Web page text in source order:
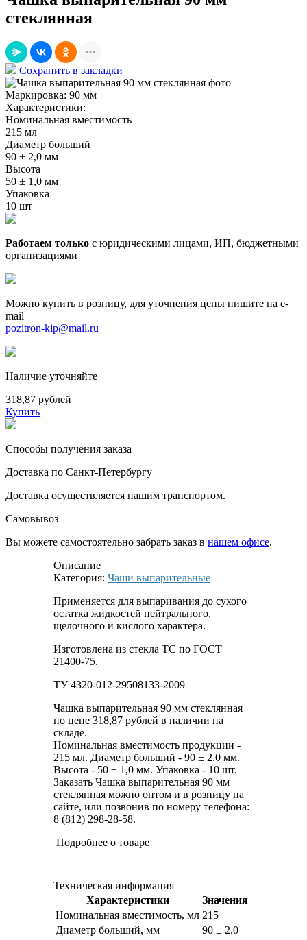
стеклянная
Сохранить в закладки
Маркировка: 90 мм
Характеристики:
Номинальная вместимость
215 мл
Диаметр больший
90 ± 2,0 мм
Высота
50 ± 1,0 мм
Упаковка
10 шт
Работаем только с юридическими лицами, ИП, бюджетными
организациями
Можно купить в розницу, для уточнения цены пишите на e-
mail
pozitron-kip@mail.ru
Наличие уточняйте
318,87 рублей
Купить
Способы получения заказа
Доставка по Санкт-Петербургу
Доставка осуществляется нашим транспортом.
Самовывоз
Вы можете самостоятельно забрать заказ в нашем офисе.
Описание
Категория: Чаши выпарительные
Применяется для выпаривания до сухого
остатка жидкостей нейтрального,
щелочного и кислого характера.
Изготовлена из стекла ТС по ГОСТ
21400-75.
ТУ 4320-012-29508133-2009
Чашка выпарительная 90 мм стеклянная
по цене 318,87 рублей в наличии на
складе.
Номинальная вместимость продукции -
215 мл. Диаметр больший - 90 ± 2,0 мм.
Высота - 50 ± 1,0 мм. Упаковка - 10 шт.
Заказать Чашка выпарительная 90 мм
стеклянная можно оптом и в розницу на
сайте, или позвонив по номеру телефона:
8 (812) 298-28-58.
Подробнее о товаре
Техническая информация
Характеристики
Значения
Номинальная вместимость, мл 215
Диаметр больший, мм
90 ± 2,0